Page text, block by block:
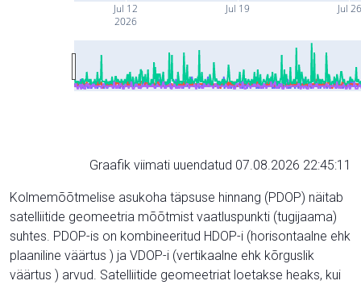
Jul 12
2026
Jul 19 Jul 26
Graafik viimati uuendatud 07.08.2026 22:45:11
Kolmemõõtmelise asukoha täpsuse hinnang (PDOP) näitab
satelliitide geomeetria mõõtmist vaatluspunkti (tugijaama)
suhtes. PDOP-is on kombineeritud HDOP-i (horisontaalne ehk
plaaniline väärtus ) ja VDOP-i (vertikaalne ehk kõrguslik
väärtus ) arvud. Satelliitide geomeetriat loetakse heaks, kui